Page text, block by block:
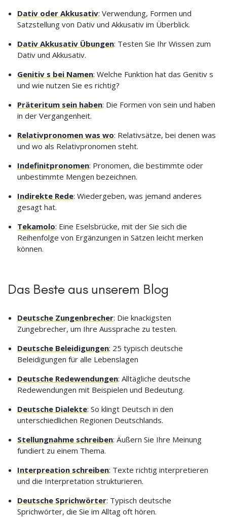
Dativ oder Akkusativ: Verwendung, Formen und
Satzstellung von Dativ und Akkusativ im Überblick.
Dativ Akkusativ Übungen: Testen Sie Ihr Wissen zum
Dativ und Akkusativ.
Genitiv s bei Namen: Welche Funktion hat das Genitiv s
und wie nutzen Sie es richtig?
Präteritum sein haben: Die Formen von sein und haben
in der Vergangenheit.
Relativpronomen was wo: Relativsätze, bei denen was
und wo als Relativpronomen steht.
Indefinitpronomen: Pronomen, die bestimmte oder
unbestimmte Mengen bezeichnen.
Indirekte Rede: Wiedergeben, was jemand anderes
gesagt hat.
Tekamolo: Eine Eselsbrücke, mit der Sie sich die
Reihenfolge von Ergänzungen in Sätzen leicht merken
können.
Das Beste aus unserem Blog
Deutsche Zungenbrecher: Die knackigsten
Zungebrecher, um Ihre Aussprache zu testen.
Deutsche Beleidigungen: 25 typisch deutsche
Beleidigungen für alle Lebenslagen
Deutsche Redewendungen: Alltägliche deutsche
Redewendungen mit Beispielen und Bedeutung.
Deutsche Dialekte: So klingt Deutsch in den
unterschiedlichen Regionen Deutschlands.
Stellungnahme schreiben: Äußern Sie Ihre Meinung
fundiert zu einem Thema.
Interpreation schreiben: Texte richtig interpretieren
und die Interpretation strukturieren.
Deutsche Sprichwörter: Typisch deutsche
Sprichwörter, die Sie im Alltag oft hören.